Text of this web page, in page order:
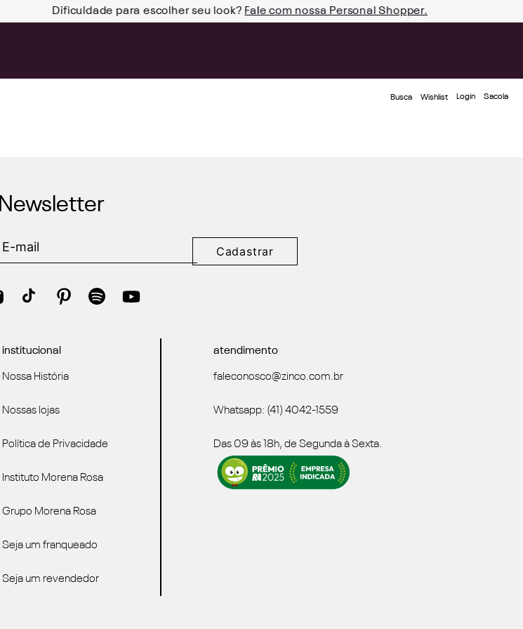
Dificuldade para escolher seu look? Fale com nossa Personal Shopper.
Busca Wishlist Login
Newsletter
Cadastrar
institucional
Nossa História
Nossas lojas
Política de Privacidade
Instituto Morena Rosa
Grupo Morena Rosa
Seja um franqueado
Seja um revendedor
atendimento
faleconosco@zinco.com.br
Whatsapp: (41) 4042-1559
Das 09 às 18h, de Segunda à Sexta.